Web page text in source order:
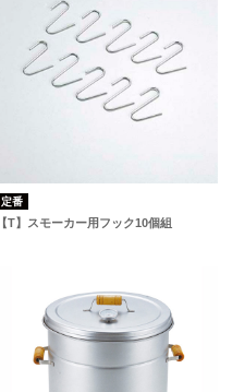
定番
【T】スモーカー用フック10個組